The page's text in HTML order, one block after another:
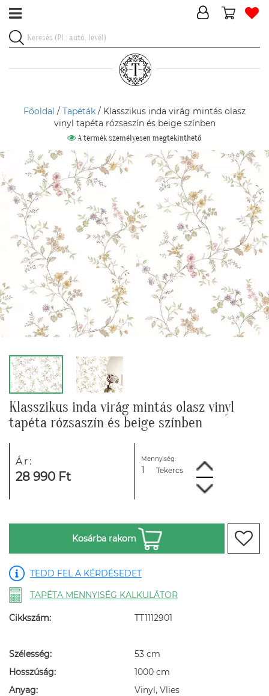
Főoldal / Tapéták / Klasszikus inda virág mintás olasz
vinyl tapéta rózsaszín és beige színben
A termék személyesen megtekinthető
Klasszikus inda virág mintás olasz vinyl
tapéta rózsaszín és beige színben
Ár:
28 990 Ft
Mennyiség:
Tekercs
Kosárba rakom
TEDD FEL A KÉRDÉSEDET
TAPÉTA MENNYISÉG KALKULÁTOR
Cikkszám: TT1112901
Szélesség:
53 cm
Hosszúság:
1000 cm
Anyag:
Vinyl, Vlies